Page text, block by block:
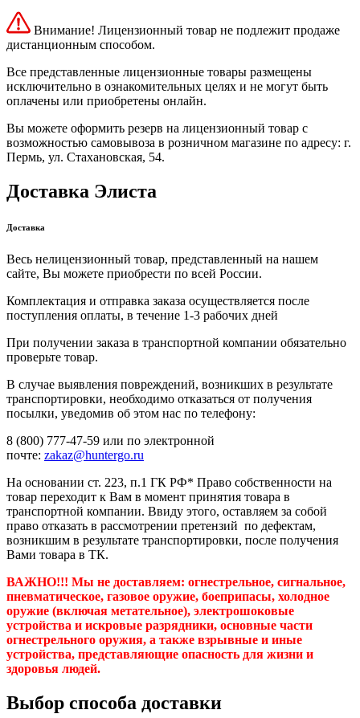
Внимание! Лицензионный товар не подлежит продаже
дистанционным способом.
Все представленные лицензионные товары размещены
исключительно в ознакомительных целях и не могут быть
оплачены или приобретены онлайн.
Вы можете оформить резерв на лицензионный товар с
возможностью самовывоза в розничном магазине по адресу: г.
Пермь, ул. Стахановская, 54.
Доставка Элиста
Доставка
Весь нелицензионный товар, представленный на нашем
сайте, Вы можете приобрести по всей России.
Комплектация и отправка заказа осуществляется после
поступления оплаты, в течение 1-3 рабочих дней
При получении заказа в транспортной компании обязательно
проверьте товар.
В случае выявления повреждений, возникших в результате
транспортировки, необходимо отказаться от получения
посылки, уведомив об этом нас по телефону:
8 (800) 777-47-59 или по электронной
почте: zakaz@huntergo.ru
На основании ст. 223, п.1 ГК РФ* Право собственности на
товар переходит к Вам в момент принятия товара в
транспортной компании. Ввиду этого, оставляем за собой
право отказать в рассмотрении претензий по дефектам,
возникшим в результате транспортировки, после получения
Вами товара в ТК.
ВАЖНО!!! Мы не доставляем: огнестрельное, сигнальное,
пневматическое, газовое оружие, боеприпасы, холодное
оружие (включая метательное), электрошоковые
устройства и искровые разрядники, основные части
огнестрельного оружия, а также взрывные и иные
устройства, представляющие опасность для жизни и
здоровья людей.
Выбор способа доставки